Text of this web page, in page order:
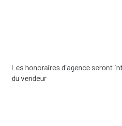
Les honoraires d'agence seront
du vendeur